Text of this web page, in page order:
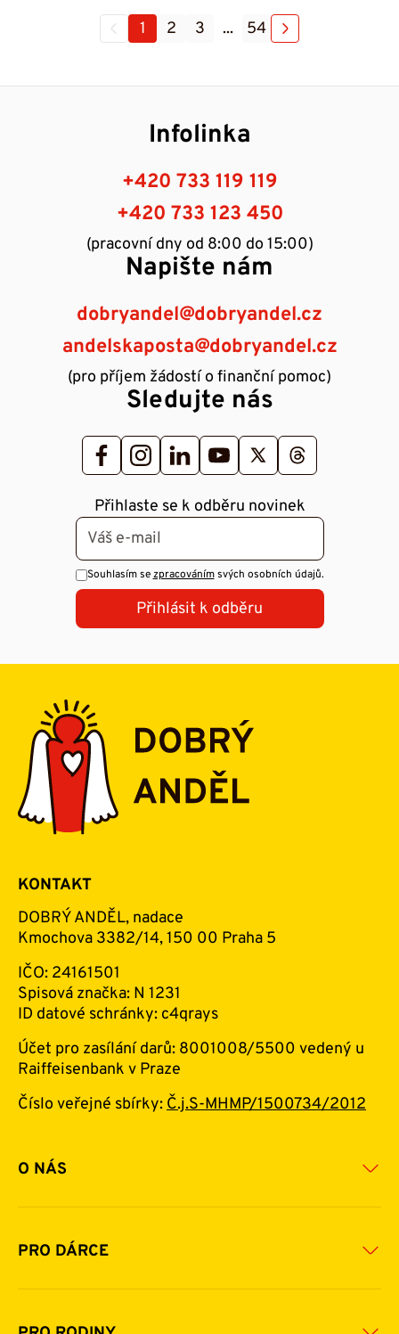
1 2 3 ... 54
Infolinka
+420 733 119 119
+420 733 123 450
(pracovní dny od 8:00 do 15:00)
Napište nám
dobryandel@dobryandel.cz
andelskaposta@dobryandel.cz
(pro příjem žádostí o finanční pomoc)
Sledujte nás
Přihlaste se k odběru novinek
Souhlasím sezpracovánímsvých osobních údajů.
Přihlásit k odběru
KONTAKT
DOBRÝ ANDĚL, nadace
Kmochova 3382/14, 150 00 Praha 5
IČO: 24161501
Spisová značka: N 1231
ID datové schránky: c4qrays
Účet pro zasílání darů: 8001008/5500 vedený u
Raiffeisenbank v Praze
Číslo veřejné sbírky:Č.j.S-MHMP/1500734/2012
O NÁS
Základní informace o nadaci
Historie a zakladatelé
Financování
Pomoc v číslech
PRO DÁRCE
Jak pomáhat